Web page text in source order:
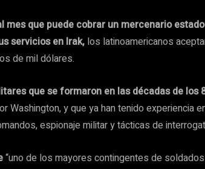
mes que puede cobrar un mercenario
servicios en Irak, los latinoamericanos
de mil dólares.
que se formaron en las décadas de los
Washington, y que ya han tenido experiencia
espionaje militar y tácticas de
“uno de los mayores contingentes de